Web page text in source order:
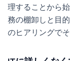
理することから
務の棚卸しと目
のヒアリングで